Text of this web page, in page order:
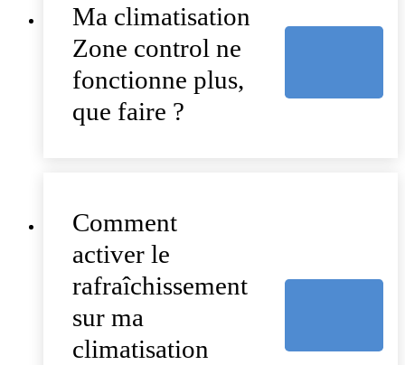
Ma climatisation
Zone control ne
fonctionne plus,
que faire ?
Comment
activer le
rafraîchissement
sur ma
climatisation